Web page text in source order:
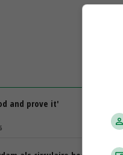
and prove it'